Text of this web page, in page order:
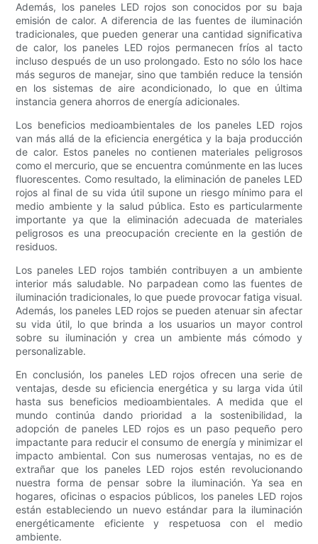
Además, los paneles LED rojos son conocidos por su baja
emisión de calor. A diferencia de las fuentes de iluminación
tradicionales, que pueden generar una cantidad significativa
de calor, los paneles LED rojos permanecen fríos al tacto
incluso después de un uso prolongado. Esto no sólo los hace
más seguros de manejar, sino que también reduce la tensión
en los sistemas de aire acondicionado, lo que en última
instancia genera ahorros de energía adicionales.
Los beneficios medioambientales de los paneles LED rojos
van más allá de la eficiencia energética y la baja producción
de calor. Estos paneles no contienen materiales peligrosos
como el mercurio, que se encuentra comúnmente en las luces
fluorescentes. Como resultado, la eliminación de paneles LED
rojos al final de su vida útil supone un riesgo mínimo para el
medio ambiente y la salud pública. Esto es particularmente
importante ya que la eliminación adecuada de materiales
peligrosos es una preocupación creciente en la gestión de
residuos.
Los paneles LED rojos también contribuyen a un ambiente
interior más saludable. No parpadean como las fuentes de
iluminación tradicionales, lo que puede provocar fatiga visual.
Además, los paneles LED rojos se pueden atenuar sin afectar
su vida útil, lo que brinda a los usuarios un mayor control
sobre su iluminación y crea un ambiente más cómodo y
personalizable.
En conclusión, los paneles LED rojos ofrecen una serie de
ventajas, desde su eficiencia energética y su larga vida útil
hasta sus beneficios medioambientales. A medida que el
mundo continúa dando prioridad a la sostenibilidad, la
adopción de paneles LED rojos es un paso pequeño pero
impactante para reducir el consumo de energía y minimizar el
impacto ambiental. Con sus numerosas ventajas, no es de
extrañar que los paneles LED rojos estén revolucionando
nuestra forma de pensar sobre la iluminación. Ya sea en
hogares, oficinas o espacios públicos, los paneles LED rojos
están estableciendo un nuevo estándar para la iluminación
energéticamente eficiente y respetuosa con el medio
ambiente.